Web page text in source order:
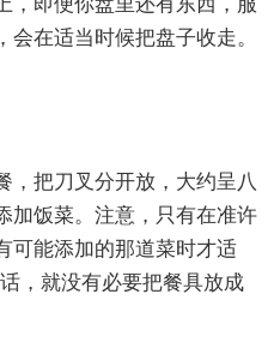
在适当时候把盘子收走。
把刀叉分开放，大约呈八
加饭菜。注意，只有在准许
可能添加的那道菜时才适
，就没有必要把餐具放成